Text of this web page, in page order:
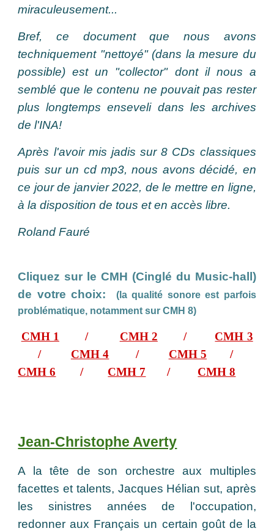
miraculeusement...
Bref, ce document que nous avons
techniquement "nettoyé" (dans la mesure du
possible) est un "collector" dont il nous a
semblé que le contenu ne pouvait pas rester
plus longtemps enseveli dans les archives
de l'INA!
Après l'avoir mis jadis sur 8 CDs classiques
puis sur un cd mp3, nous avons décidé, en
ce jour de janvier 2022, de le mettre en ligne,
à la disposition de tous et en accès libre.
Roland Fauré
Cliquez sur le CMH (Cinglé du Music-hall)
de votre choix:
(la qualité sonore est parfois
problématique, notamment sur CMH 8)
CMH 1 / CMH 2 / CMH 3
/ CMH 4 / CMH 5 /
CMH 6 / CMH 7 / CMH 8
Jean-Christophe Averty
A la tête de son orchestre aux multiples
facettes et talents, Jacques Hélian sut, après
les sinistres années de l'occupation,
redonner aux Français un certain goût de la